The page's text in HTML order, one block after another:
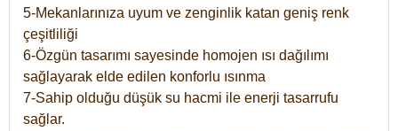
5-Mekanlarınıza uyum ve zenginlik katan geniş renk
çeşitliliği
6-Özgün tasarımı sayesinde homojen ısı dağılımı
sağlayarak elde edilen konforlu ısınma
7-Sahip olduğu düşük su hacmi ile enerji tasarrufu
sağlar.